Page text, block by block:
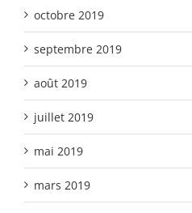
octobre 2019
septembre 2019
août 2019
juillet 2019
mai 2019
mars 2019